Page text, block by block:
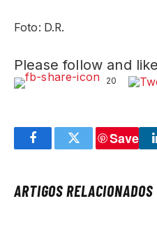
Foto: D.R.
Please follow and
20
FacebookTwitter
Save
ARTIGOS RELACIONADOS